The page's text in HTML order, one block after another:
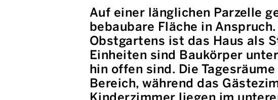
Auf einer länglichen Parzelle
bebaubare Fläche in
Obstgartens ist das Haus als
Einheiten sind Baukörper
hin offen sind. Die
Bereich, während das